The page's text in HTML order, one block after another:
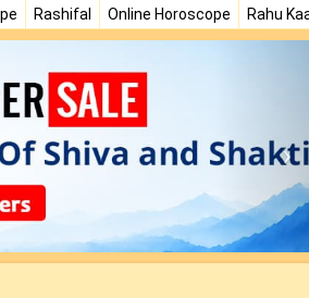
Rashifal Online Horoscope Rahu